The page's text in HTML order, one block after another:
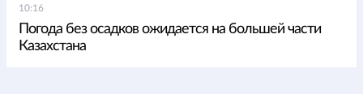
10:16
Погода без осадков ожидается на большей части
Казахстана